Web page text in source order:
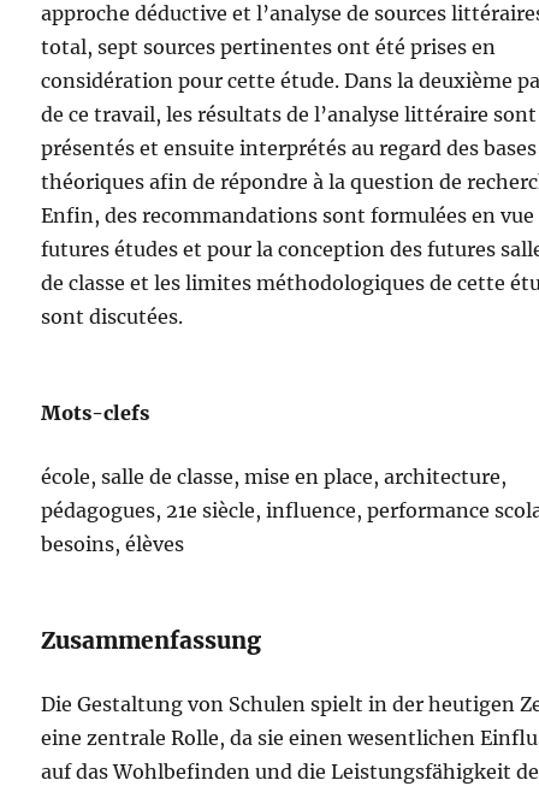
approche déductive et l’analyse de sources
total, sept sources pertinentes ont été prises en
considération pour cette étude. Dans la deuxième
de ce travail, les résultats de l’analyse littéraire sont
présentés et ensuite interprétés au regard des bases
théoriques afin de répondre à la question de
Enfin, des recommandations sont formulées en vue
futures études et pour la conception des futures
de classe et les limites méthodologiques de cette
sont discutées.
Mots-clefs
école, salle de classe, mise en place, architecture,
pédagogues, 21e siècle, influence, performance
besoins, élèves
Zusammenfassung
Die Gestaltung von Schulen spielt in der heutigen
eine zentrale Rolle, da sie einen wesentlichen
auf das Wohlbefinden und die Leistungsfähigkeit